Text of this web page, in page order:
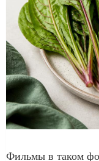
Фильмы в таком